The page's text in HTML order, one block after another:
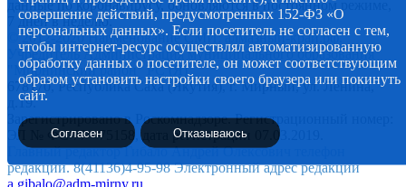
данные по коронавирусу, обновляются в постоянном режиме,
7 дней в неделю.
© 2012-2020 Наименование СМИ: алмазный-край.рф.
Учредитель Администрация муниципального образования
"Мирнинский район" РС (Я)
678170, Республика Саха (Якутия), г. Мирный, ул. Ленина,
д.19.
Зарегистрировано в Роскомнадзоре. Регистрационный номер:
ЭЛ № ФС 77 - 75158, дата регистрации 07.03.2019.
Главный редактор Гибало Андрей Олексович телефон
редакции. 8(41136)4-95-98 Электронный адрес редакции
a.gibalo@adm-mirny.ru
совершение действий, предусмотренных 152-ФЗ «О
персональных данных». Если посетитель не согласен с тем,
чтобы интернет-ресурс осуществлял автоматизированную
обработку данных о посетителе, он может соответствующим
образом установить настройки своего браузера или покинуть
сайт.
Согласен Отказываюсь